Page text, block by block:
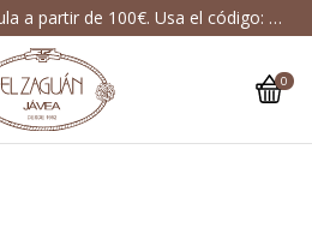
Envíos gratis en península a partir de 100€. Usa el código: ENVIOGRATIS
0